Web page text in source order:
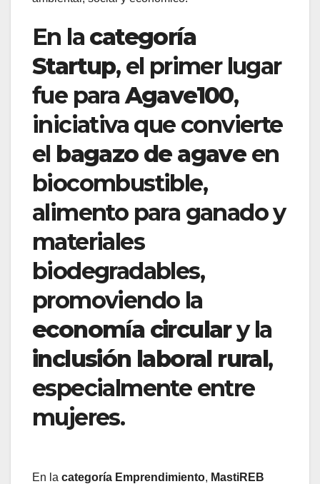
En la categoría
Startup, el primer lugar
fue paraAgave100,
iniciativa que convierte
el bagazo de agaveen
biocombustible,
alimento para ganado y
materiales
biodegradables,
promoviendo la
economía circulary la
inclusión laboral rural,
especialmente entre
mujeres.
En la categoría Emprendimiento, MastiREB